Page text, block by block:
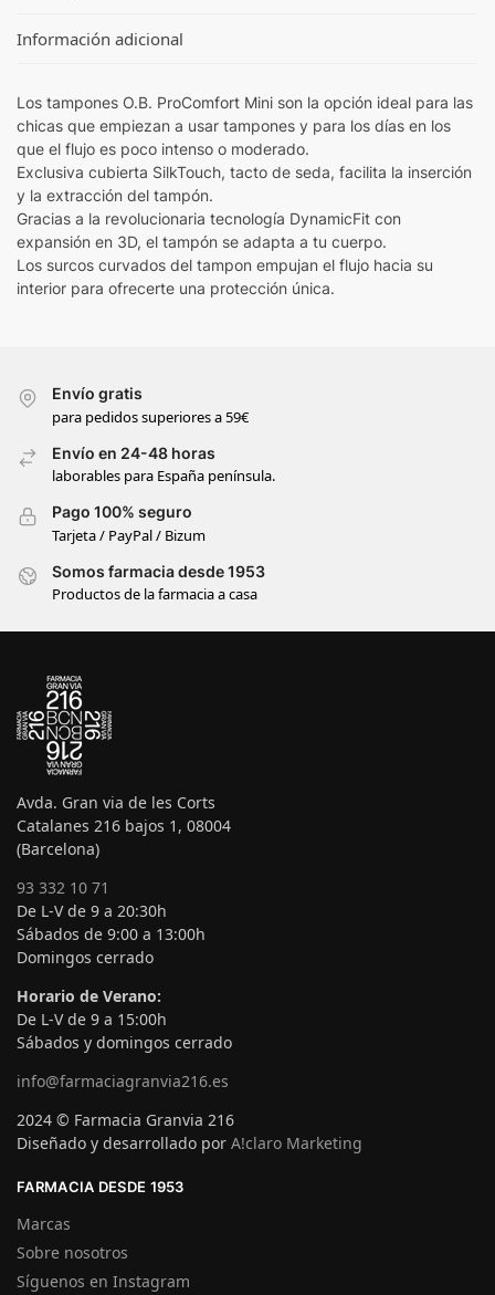
Información adicional
Los tampones O.B. ProComfort Mini son la opción ideal para las
chicas que empiezan a usar tampones y para los días en los
que el flujo es poco intenso o moderado.
Exclusiva cubierta SilkTouch, tacto de seda, facilita la inserción
y la extracción del tampón.
Gracias a la revolucionaria tecnología DynamicFit con
expansión en 3D, el tampón se adapta a tu cuerpo.
Los surcos curvados del tampon empujan el flujo hacia su
interior para ofrecerte una protección única.
Envío gratis
para pedidos superiores a 59€
Envío en 24-48 horas
laborables para España península.
Pago 100% seguro
Tarjeta / PayPal / Bizum
Somos farmacia desde 1953
Productos de la farmacia a casa
Avda. Gran via de les Corts
Catalanes 216 bajos 1, 08004
(Barcelona)
93 332 10 71
De L-V de 9 a 20:30h
Sábados de 9:00 a 13:00h
Domingos cerrado
Horario de Verano:
De L-V de 9 a 15:00h
Sábados y domingos cerrado
info@farmaciagranvia216.es
2024 © Farmacia Granvia 216
Diseñado y desarrollado por A!claro Marketing
FARMACIA DESDE 1953
Marcas
Sobre nosotros
Síguenos en Instagram